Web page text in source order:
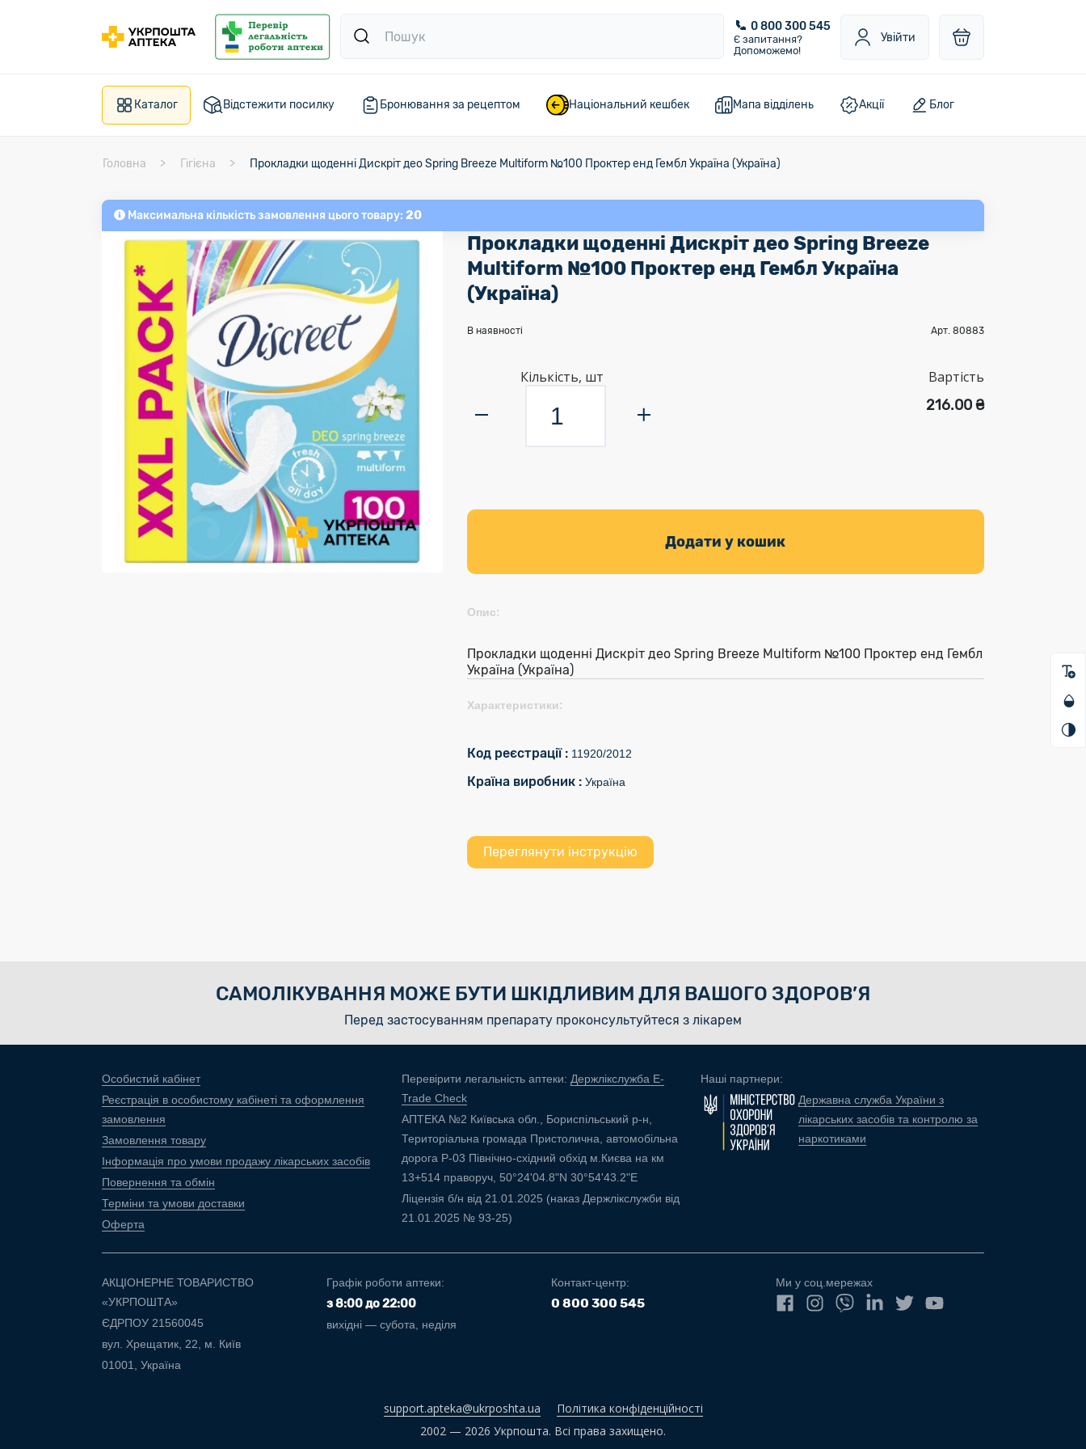
0 800 300 545
Є запитання?
Допоможемо!
Увійти
Каталог Відстежити посилку Бронювання за рецептом Національний кешбек Мапа відділень Акції Блог
Головна Гігієна Прокладки щоденні Дискріт део Spring Breeze Multiform №100 Проктер енд Гембл Україна (Україна)
Максимальна кількість замовлення цього товару: 20
Прокладки щоденні Дискріт део Spring Breeze
Multiform №100 Проктер енд Гембл Україна
(Україна)
В наявності Арт. 80883
Кількість, шт
Вартість
216.00 ₴
Додати у кошик
Опис:
Прокладки щоденні Дискріт део Spring Breeze Multiform №100 Проктер енд Гембл
Україна (Україна)
Характеристики:
Код реєстрації : 11920/2012
Країна виробник : Україна
Переглянути інструкцію
САМОЛІКУВАННЯ МОЖЕ БУТИ ШКІДЛИВИМ ДЛЯ ВАШОГО ЗДОРОВ’Я
Перед застосуванням препарату проконсультуйтеся з лікарем
Особистий кабінет
Реєстрація в особистому кабінеті та оформлення
замовлення
Замовлення товару
Інформація про умови продажу лікарських засобів
Повернення та обмін
Терміни та умови доставки
Оферта
Перевірити легальність аптеки: Держлікслужба E-
Trade Check
АПТЕКА №2 Київська обл., Бориспільський р-н,
Територіальна громада Пристолична, автомобільна
дорога Р-03 Північно-східний обхід м.Києва на км
13+514 праворуч, 50°24'04.8"N 30°54'43.2"E
Ліцензія б/н від 21.01.2025 (наказ Держлікслужби від
21.01.2025 № 93-25)
Наші партнери:
Державна служба України з
лікарських засобів та контролю за
наркотиками
АКЦІОНЕРНЕ ТОВАРИСТВО
«УКРПОШТА»
ЄДРПОУ 21560045
вул. Хрещатик, 22, м. Київ
01001, Україна
Графік роботи аптеки:
з 8:00 до 22:00
вихідні — субота, неділя
Контакт-центр:
0 800 300 545
Ми у соц.мережах
support.apteka@ukrposhta.ua
Політика конфіденційності
2002 — 2026 Укрпошта. Всі права захищено.